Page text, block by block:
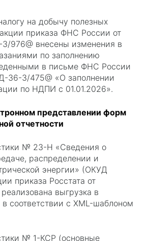
на добычу полезных
приказа ФНС России от
976@ внесены изменения в
по заполнению
в письме ФНС России
36-3/475@ «О заполнении
по НДПИ с 01.01.2026».
представлении форм
отчетности
№ 23-Н «Сведения о
распределении и
энергии» (ОКУД
приказа Росстата от
выгрузка в
соответствии с XML-шаблоном
№ 1-КСР (основные